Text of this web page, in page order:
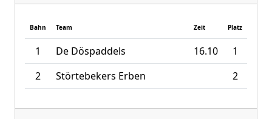
Bahn Team Zeit Platz
1 De Döspaddels 16.10
1
2
Störtebekers Erben 2